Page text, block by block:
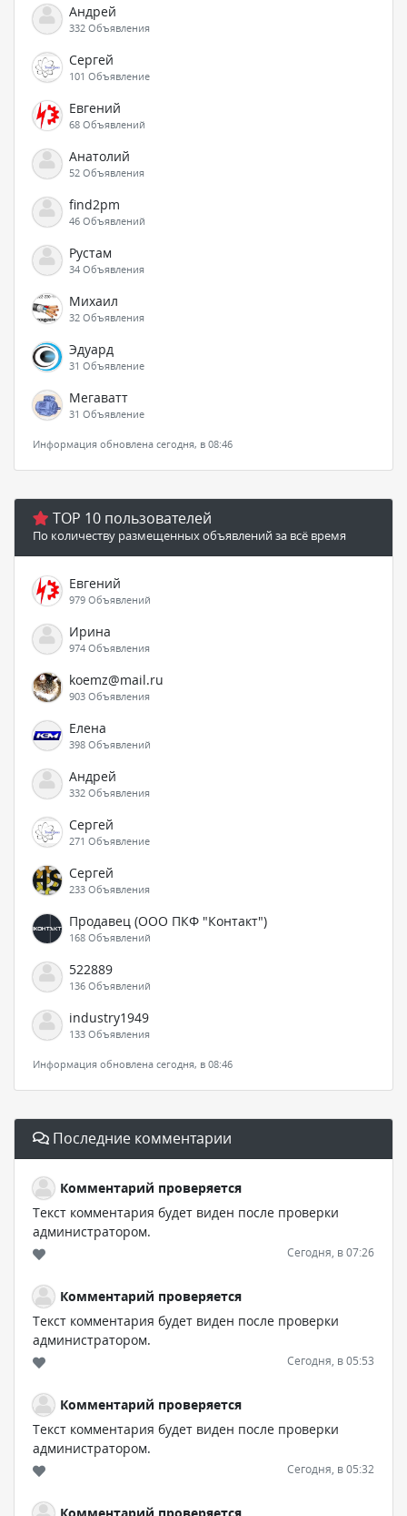
Андрей
332 Объявления
Сергей
101 Объявление
Евгений
68 Объявлений
Анатолий
52 Объявления
find2pm
46 Объявлений
Рустам
34 Объявления
Михаил
32 Объявления
Эдуард
31 Объявление
Мегаватт
31 Объявление
Информация обновлена сегодня, в 08:46
TOP 10 пользователей
По количеству размещенных объявлений за всё время
Евгений
979 Объявлений
Ирина
974 Объявления
koemz@mail.ru
903 Объявления
Елена
398 Объявлений
Андрей
332 Объявления
Сергей
271 Объявление
Сергей
233 Объявления
Продавец (ООО ПКФ "Контакт")
168 Объявлений
522889
136 Объявлений
industry1949
133 Объявления
Информация обновлена сегодня, в 08:46
Последние комментарии
Комментарий проверяется
Текст комментария будет виден после проверки
администратором.
Сегодня, в 07:26
Комментарий проверяется
Текст комментария будет виден после проверки
администратором.
Сегодня, в 05:53
Комментарий проверяется
Текст комментария будет виден после проверки
администратором.
Сегодня, в 05:32